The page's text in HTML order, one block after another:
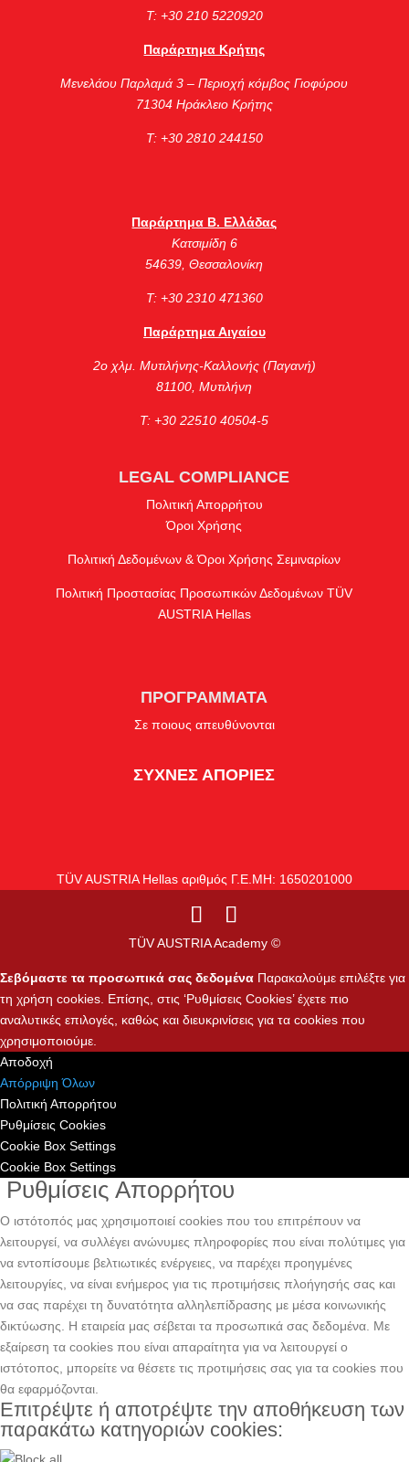
Τ: +30 210 5220920
Παράρτημα Κρήτης
Μενελάου Παρλαμά 3 – Περιοχή κόμβος Γιοφύρου
71304 Ηράκλειο Κρήτης
Τ: +30 2810 244150
Παράρτημα Β. Ελλάδας
Κατσιμίδη 6
54639, Θεσσαλονίκη
Τ: +30 2310 471360
Παράρτημα Αιγαίου
2ο χλμ. Μυτιλήνης-Καλλονής (Παγανή)
81100, Μυτιλήνη
Τ: +30 22510 40504-5
LEGAL COMPLIANCE
Πολιτική Απορρήτου
Όροι Χρήσης
Πολιτική Δεδομένων & Όροι Χρήσης Σεμιναρίων
Πολιτική Προστασίας Προσωπικών Δεδομένων TÜV
AUSTRIA Hellas
ΠΡΟΓΡΑΜΜΑΤΑ
Σε ποιους απευθύνονται
ΣΥΧΝΕΣ ΑΠΟΡΙΕΣ
TÜV AUSTRIA Hellas αριθμός Γ.Ε.ΜΗ: 1650201000
TÜV AUSTRIA Academy ©
Σεβόμαστε τα προσωπικά σας δεδομένα Παρακαλούμε επιλέξτε για
τη χρήση cookies. Επίσης, στις ‘Ρυθμίσεις Cookies’ έχετε πιο
αναλυτικές επιλογές, καθώς και διευκρινίσεις για τα cookies που
χρησιμοποιούμε.
Αποδοχή
Απόρριψη Όλων
Πολιτική Απορρήτου
Ρυθμίσεις Cookies
Cookie Box Settings
Cookie Box Settings
Ρυθμίσεις Απορρήτου
Ο ιστότοπός μας χρησιμοποιεί cookies που του επιτρέπουν να
λειτουργεί, να συλλέγει ανώνυμες πληροφορίες που είναι πολύτιμες για
να εντοπίσουμε βελτιωτικές ενέργειες, να παρέχει προηγμένες
λειτουργίες, να είναι ενήμερος για τις προτιμήσεις πλοήγησής σας και
να σας παρέχει τη δυνατότητα αλληλεπίδρασης με μέσα κοινωνικής
δικτύωσης. H εταιρεία μας σέβεται τα προσωπικά σας δεδομένα. Με
εξαίρεση τα cookies που είναι απαραίτητα για να λειτουργεί ο
ιστότοπος, μπορείτε να θέσετε τις προτιμήσεις σας για τα cookies που
θα εφαρμόζονται.
Επιτρέψτε ή αποτρέψτε την αποθήκευση των
παρακάτω κατηγοριών cookies: